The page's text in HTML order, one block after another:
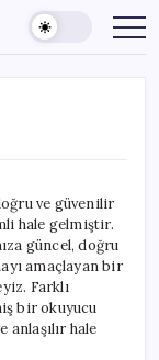
ve güvenilir
hale gelmiştir.
güncel, doğru
amaçlayan bir
Farklı
bir okuyucu
hale